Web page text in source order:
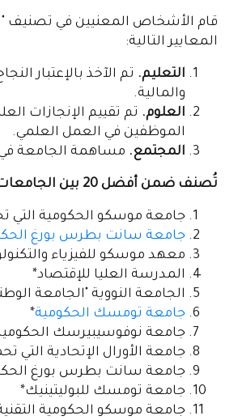
قام الأشخاص المعنيين في تصنيف
المعايير التالية:
التعليم. تم الآخذ بالإعتبار
والمالية.
العلوم. تم تقييم الإنجازات
الموظفين في العمل العلمي.
المجتمع. مساهمة الجامعة في
تُصنف ضمن أفضل 20 بين الجامعات الروسية
جامعة موسكو الحكومية
جامعة سانت بطرس بورغ
معهد موسكو للفيزياء
المدرسة العليا للإقتصاد*
الجامعة النووية "الجامعة
جامعة تومسك الحكومية*
جامعة نوفوسيبيرسك
جامعة الأورال الإتحادية
جامعة سانت بطرس بورغ
جامعة تومسك للبوليتينيك*
جامعة موسكو الحكومية